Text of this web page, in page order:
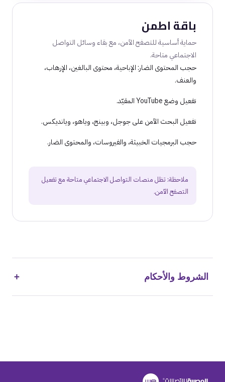
باقة اطمن
حماية أساسية للتصفح الآمن، مع بقاء وسائل التواصل
الاجتماعي متاحة.
حجب المحتوى الضار: الإباحية، محتوى البالغين، الإرهاب،
والعنف.
تفعيل وضع YouTube المقيّد.
تفعيل البحث الآمن على جوجل، وبينج، وياهو، ويانديكس.
حجب البرمجيات الخبيثة، والفيروسات، والمحتوى الضار.
ملاحظة: تظل منصات التواصل الاجتماعي متاحة مع تفعيل
التصفح الآمن.
الشروط والأحكام